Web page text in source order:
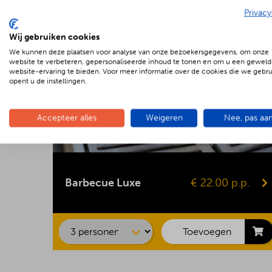
Barbecue Luxe € 22.00 p.p.
Shaslick
Toevoegen
Wij gebruiken cookies
We kunnen deze plaatsen voor analyse van onze bezoekersgegevens, om onze
website te verbeteren, gepersonaliseerde inhoud te tonen en om u een
website-ervaring te bieden. Voor meer informatie over de cookies die we
opent u de instellingen.
Accepteer alles Weigeren Nee, pas